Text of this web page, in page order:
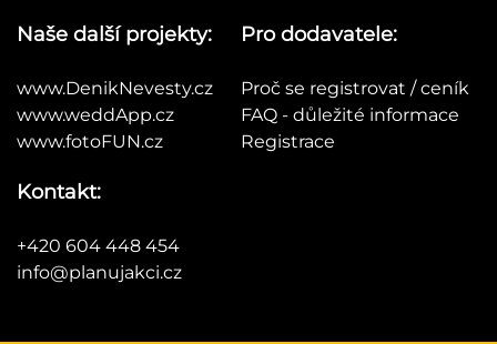
Naše další projekty:
www.DenikNevesty.cz
www.weddApp.cz
www.fotoFUN.cz
Pro dodavatele:
Proč se registrovat / ceník
FAQ - důležité informace
Registrace
Kontakt:
+420 604 448 454
info@planujakci.cz